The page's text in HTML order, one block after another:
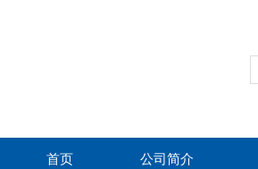
首页 公司简介